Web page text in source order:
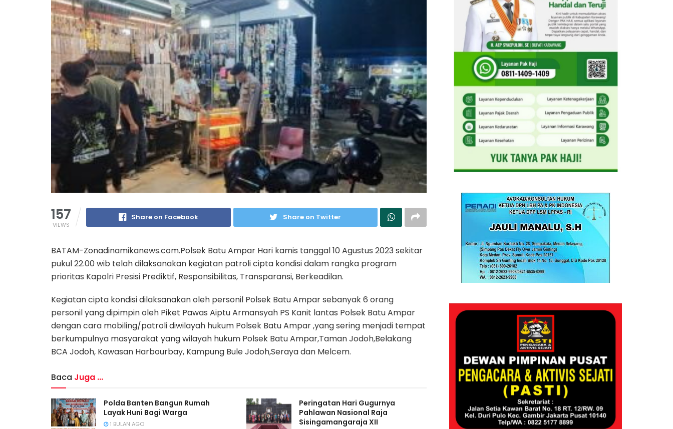
157
VIEWS
Share on Facebook Share on Twitter
BATAM-Zonadinamikanews.com.Polsek Batu Ampar Hari kamis tanggal 10 Agustus 2023 sekitar
pukul 22.00 wib telah dilaksanakan kegiatan patroli cipta kondisi dalam rangka program
prioritas Kapolri Presisi Prediktif, Responsibilitas, Transparansi, Berkeadilan.
Kegiatan cipta kondisi dilaksanakan oleh personil Polsek Batu Ampar sebanyak 6 orang
personil yang dipimpin oleh Piket Pawas Aiptu Armansyah PS Kanit lantas Polsek Batu Ampar
dengan cara mobiling/patroli diwilayah hukum Polsek Batu Ampar ,yang sering menjadi tempat
berkumpulnya masyarakat yang wilayah hukum Polsek Batu Ampar,Taman Jodoh,Belakang
BCA Jodoh, Kawasan Harbourbay, Kampung Bule Jodoh,Seraya dan Melcem.
Baca Juga ...
Polda Banten Bangun Rumah
Layak Huni Bagi Warga
1 BULAN AGO
Peringatan Hari Gugurnya
Pahlawan Nasional Raja
Sisingamangaraja XII